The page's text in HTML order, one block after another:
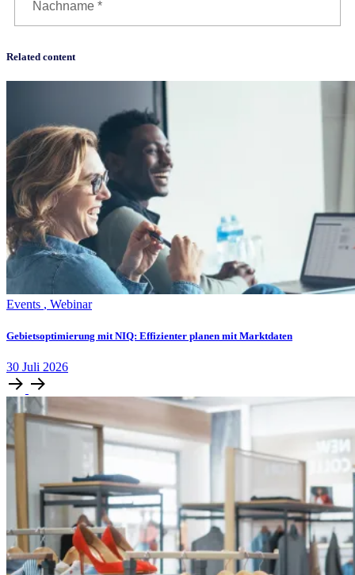
Related content
Events , Webinar
Gebietsoptimierung mit NIQ: Effizienter planen mit Marktdaten
30 Juli 2026